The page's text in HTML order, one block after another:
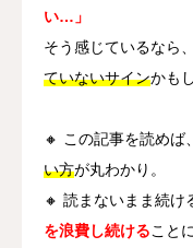
い…」
そう感じているなら
ていないサインかも
🔸 この記事を読めば、
い方が丸わかり。
🔸 読まないまま続け
を浪費し続けること